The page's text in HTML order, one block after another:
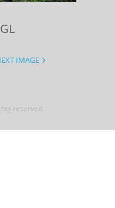
IMAGE
reserved.